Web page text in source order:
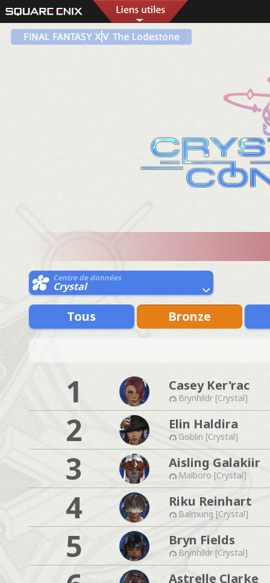
Centre de données
Crystal
Tous Bronze
1 Casey Ker'rac
Brynhildr [Crystal]
2 Elin Haldira
Goblin [Crystal]
3 Aisling Galakiir
Malboro [Crystal]
4 Riku Reinhart
Balmung [Crystal]
5 Bryn Fields
Brynhildr [Crystal]
Astrelle Clarke